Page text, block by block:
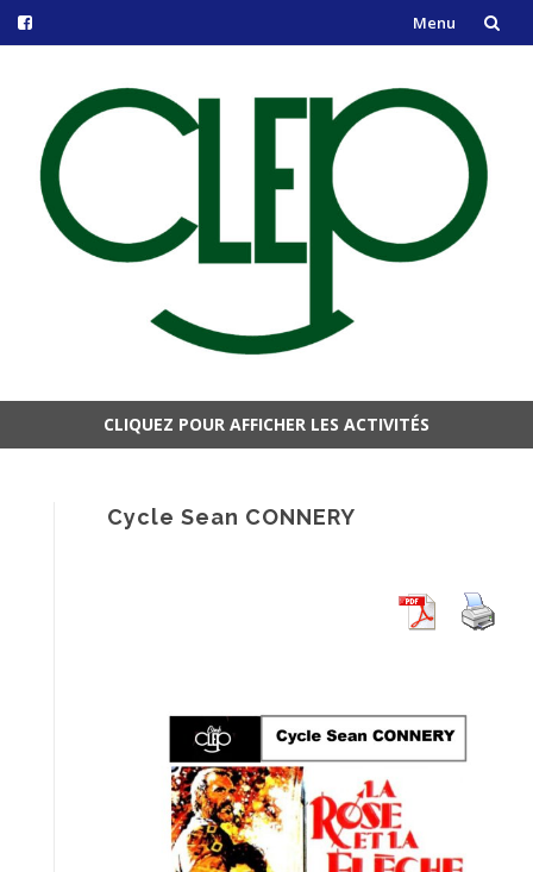
Menu
contenu
CLIQUEZ POUR AFFICHER LES ACTIVITÉS
Cycle Sean CONNERY